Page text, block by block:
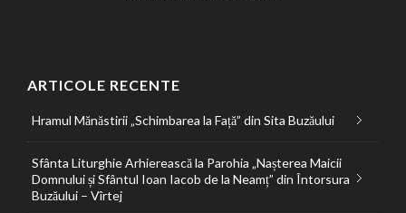
ARTICOLE RECENTE
Hramul Mănăstirii „Schimbarea la Față” din Sita Buzăului
Sfânta Liturghie Arhierească la Parohia „Nașterea Maicii
Domnului și Sfântul Ioan Iacob de la Neamț” din Întorsura
Buzăului – Vîrtej